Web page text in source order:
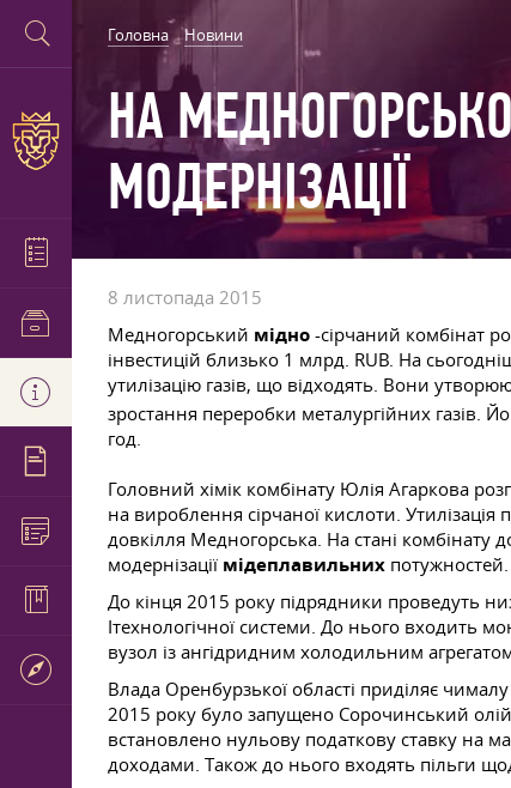
Головна Новини
НА
МОДЕРНІЗАЦІЇ
8 листопада 2015
Медногорський мідно -сірчаний комбінат
інвестицій близько 1 млрд. RUB. На
утилізацію газів, що відходять. Вони
зростання переробки металургійних газів.
год.
Головний хімік комбінату Юлія Агаркова
на вироблення сірчаної кислоти.
довкілля Медногорська. На стані комбінату
модернізації мідеплавильних потужностей.
До кінця 2015 року підрядники проведуть
Ітехнологічної системи. До нього входить
вузол із ангідридним холодильним
Влада Оренбурзької області приділяє
2015 року було запущено Сорочинський
встановлено нульову податкову ставку на
доходами. Також до нього входять пільги